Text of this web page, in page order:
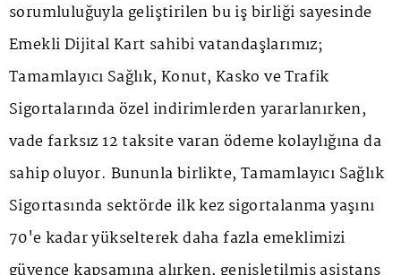
sorumluluğuyla geliştirilen bu iş birliği sayesinde
Emekli Dijital Kart sahibi vatandaşlarımız;
Tamamlayıcı Sağlık, Konut, Kasko ve Trafik
Sigortalarında özel indirimlerden yararlanırken,
vade farksız 12 taksite varan ödeme kolaylığına da
sahip oluyor. Bununla birlikte, Tamamlayıcı Sağlık
Sigortasında sektörde ilk kez sigortalanma yaşını
70'e kadar yükselterek daha fazla emeklimizi